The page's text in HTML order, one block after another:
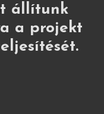
állítunk
a projekt